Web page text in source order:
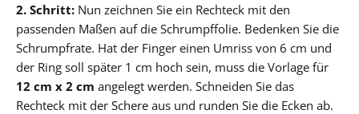
2. Schritt: Nun zeichnen Sie ein Rechteck mit den
passenden Maßen auf die Schrumpffolie. Bedenken Sie die
Schrumpfrate. Hat der Finger einen Umriss von 6 cm und
der Ring soll später 1 cm hoch sein, muss die Vorlage für
12 cm x 2 cm angelegt werden. Schneiden Sie das
Rechteck mit der Schere aus und runden Sie die Ecken ab.